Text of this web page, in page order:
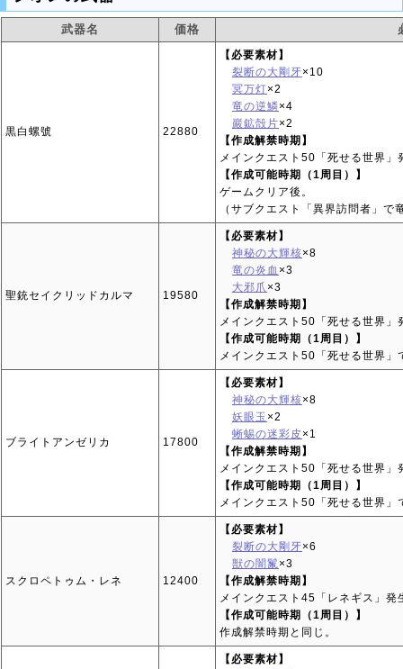
武器名 価格
黒白螺號 22880
【必要素材】
裂断の大剛牙×10
冥万灯×2
竜の逆鱗×4
巖鉱殻片×2
【作成解禁時期】
メインクエスト50「死せる世界」
【作成可能時期（1周目）】
ゲームクリア後。
（サブクエスト「異界訪問者」で
聖銃セイクリッドカルマ 19580
【必要素材】
神秘の大輝核×8
竜の炎血 ×3
大邪爪 ×3
【作成解禁時期】
メインクエスト50「死せる世界」
【作成可能時期（1周目）】
メインクエスト50「死せる世界
ブライトアンゼリカ 17800
【必要素材】
神秘の大輝核×8
妖眼玉 ×2
蜥蜴の迷彩皮 ×1
【作成解禁時期】
メインクエスト50「死せる世界」
【作成可能時期（1周目）】
メインクエスト50「死せる世界
スクロペトゥム・レネ 12400
【必要素材】
裂断の大剛牙×6
獣の闇鬣×3
【作成解禁時期】
メインクエスト45「レネギス」発
【作成可能時期（1周目）】
作成解禁時期と同じ。
【必要素材】